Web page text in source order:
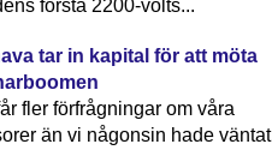
första 2200-volts...
tar in kapital för att möta
fler förfrågningar om våra
än vi någonsin hade väntat